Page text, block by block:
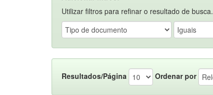
Utilizar filtros para refinar o resultado de busca.
Resultados/Página Ordenar por